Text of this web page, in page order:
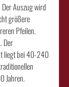
Auszug wird
größere
Pfeilen.
Der
liegt bei 40-240
Jahren.